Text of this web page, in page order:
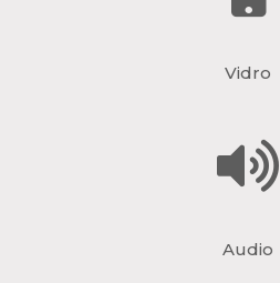
Vidro
Audio